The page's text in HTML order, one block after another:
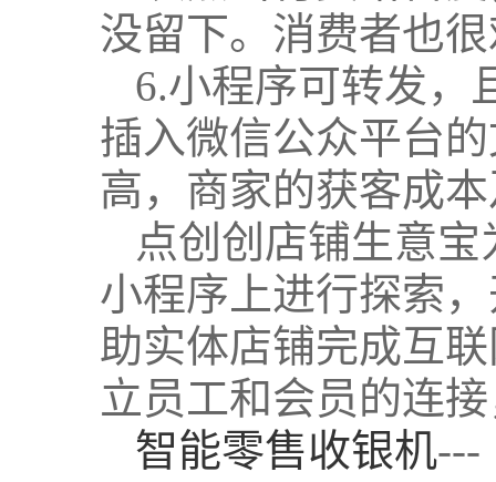
没留下。消费者也
6.小程序可转发，
插入微信公众平台
高，商家的获客成
点创创店铺生意
小程序上进行探索
助实体店铺完成互
立员工和会员的连
智能零售收银机